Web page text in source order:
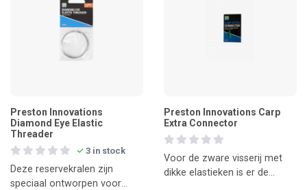
Preston Innovations
Diamond Eye Elastic
Threader
3 in stock
Deze reservekralen zijn
speciaal ontworpen voor
Preston Innovations Carp
Extra Connector
Voor de zware visserij met
dikke elastieken is er de